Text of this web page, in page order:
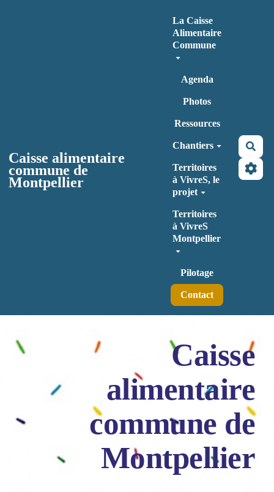
Caisse alimentaire
commune de
Montpellier
La Caisse
Alimentaire
Commune
Agenda
Photos
Ressources
Chantiers
Territoires
à VivreS, le
projet
Territoires
à VivreS
Montpellier
Pilotage
Contact
Caisse
alimentaire
commune de
Montpellier